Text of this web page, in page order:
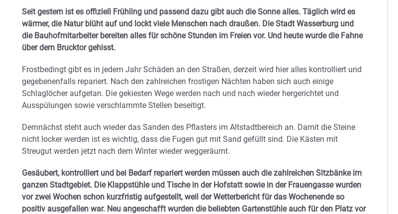
Seit gestern ist es offiziell Frühling und passend dazu gibt auch die Sonne alles. Täglich wird es
wärmer, die Natur blüht auf und lockt viele Menschen nach draußen. Die Stadt Wasserburg und
die Bauhofmitarbeiter bereiten alles für schöne Stunden im Freien vor. Und heute wurde die Fahne
über dem Brucktor gehisst.
Frostbedingt gibt es in jedem Jahr Schäden an den Straßen, derzeit wird hier alles kontrolliert und
gegebenenfalls repariert. Nach den zahlreichen frostigen Nächten haben sich auch einige
Schlaglöcher aufgetan. Die gekiesten Wege werden nach und nach wieder hergerichtet und
Ausspülungen sowie verschlammte Stellen beseitigt.
Demnächst steht auch wieder das Sanden des Pflasters im Altstadtbereich an. Damit die Steine
nicht locker werden ist es wichtig, dass die Fugen gut mit Sand gefüllt sind. Die Kästen mit
Streugut werden jetzt nach dem Winter wieder weggeräumt.
Gesäubert, kontrolliert und bei Bedarf repariert werden müssen auch die zahlreichen Sitzbänke im
ganzen Stadtgebiet. Die Klappstühle und Tische in der Hofstatt sowie in der Frauengasse wurden
vor zwei Wochen schon kurzfristig aufgestellt, weil der Wetterbericht für das Wochenende so
positiv ausgefallen war. Neu angeschafft wurden die beliebten Gartenstühle auch für den Platz vor